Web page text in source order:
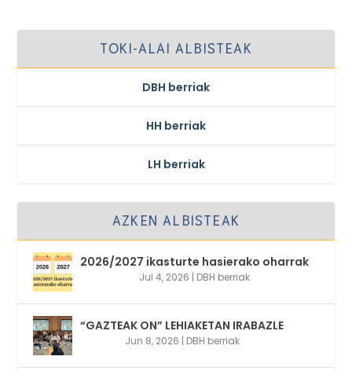
TOKI-ALAI ALBISTEAK
DBH berriak
HH berriak
LH berriak
AZKEN ALBISTEAK
2026/2027 ikasturte hasierako oharrak
Jul 4, 2026 | DBH berriak
“GAZTEAK ON” LEHIAKETAN IRABAZLE
Jun 8, 2026 | DBH berriak